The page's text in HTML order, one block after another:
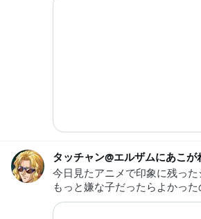
今日見たアニメで印象に残った
もっと嫌な子だったらよかった